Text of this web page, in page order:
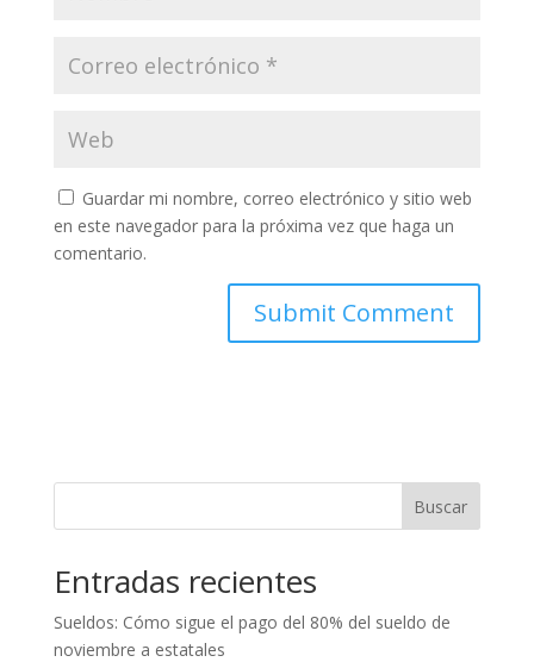
Guardar mi nombre, correo electrónico y sitio web
en este navegador para la próxima vez que haga un
comentario.
Buscar
Entradas recientes
Sueldos: Cómo sigue el pago del 80% del sueldo de
noviembre a estatales